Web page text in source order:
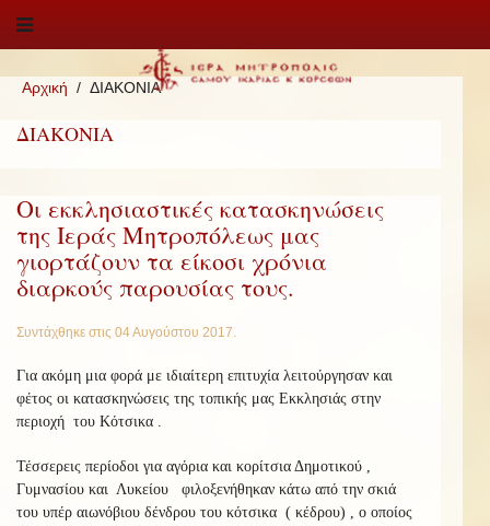
Αρχική ΔΙΑΚΟΝΙΑ
ΔΙΑΚΟΝΙΑ
Οι εκκλησιαστικές κατασκηνώσεις
της Ιεράς Μητροπόλεως μας
γιορτάζουν τα είκοσι χρόνια
διαρκούς παρουσίας τους.
Συντάχθηκε στις 04 Αυγούστου 2017.
Για ακόμη μια φορά με ιδιαίτερη επιτυχία λειτούργησαν και
φέτος οι κατασκηνώσεις της τοπικής μας Εκκλησιάς στην
περιοχή του Κότσικα .
Τέσσερεις περίοδοι για αγόρια και κορίτσια Δημοτικού ,
Γυμνασίου και Λυκείου φιλοξενήθηκαν κάτω από την σκιά
του υπέρ αιωνόβιου δένδρου του κότσικα ( κέδρου) , ο οποίος